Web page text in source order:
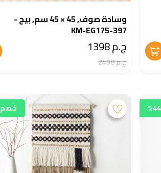
وسادة صوف, 45 × 45 سم, بيج -
KM-EG175-397
ج.م 1398
ج.م 2498
خصم 44%